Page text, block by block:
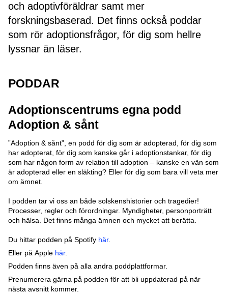
och adoptivföräldrar samt mer
forskningsbaserad. Det finns också poddar
som rör adoptionsfrågor, för dig som hellre
lyssnar än läser.
PODDAR
Adoptionscentrums egna podd
Adoption & sånt
”Adoption & sånt”, en podd för dig som är adopterad, för dig som
har adopterat, för dig som kanske går i adoptionstankar, för dig
som har någon form av relation till adoption – kanske en vän som
är adopterad eller en släkting? Eller för dig som bara vill veta mer
om ämnet.
I podden tar vi oss an både solskenshistorier och tragedier!
Processer, regler och förordningar. Myndigheter, personporträtt
och hälsa. Det finns många ämnen och mycket att berätta.
Du hittar podden på Spotify här.
Eller på Apple här.
Podden finns även på alla andra poddplattformar.
Prenumerera gärna på podden för att bli uppdaterad på när
nästa avsnitt kommer.